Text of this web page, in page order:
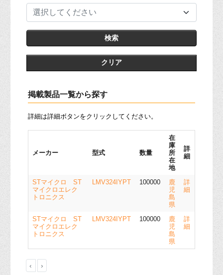
選択してください
クリア
掲載製品一覧から探す
詳細は詳細ボタンをクリックしてください。
メーカー 型式 数量
在
庫
所
在
地
詳
細
STマイクロ ST
マイクロエレク
トロニクス
LMV324IYPT 100000
鹿
児
島
県
詳
細
STマイクロ ST
マイクロエレク
トロニクス
LMV324IYPT 100000
鹿
児
島
県
詳
細
‹ ›